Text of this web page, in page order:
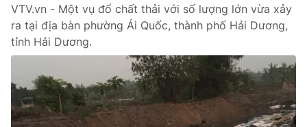
VTV.vn - Một vụ đổ chất thải với số lượng lớn vừa xảy
ra tại địa bàn phường Ái Quốc, thành phố Hải Dương,
tỉnh Hải Dương.